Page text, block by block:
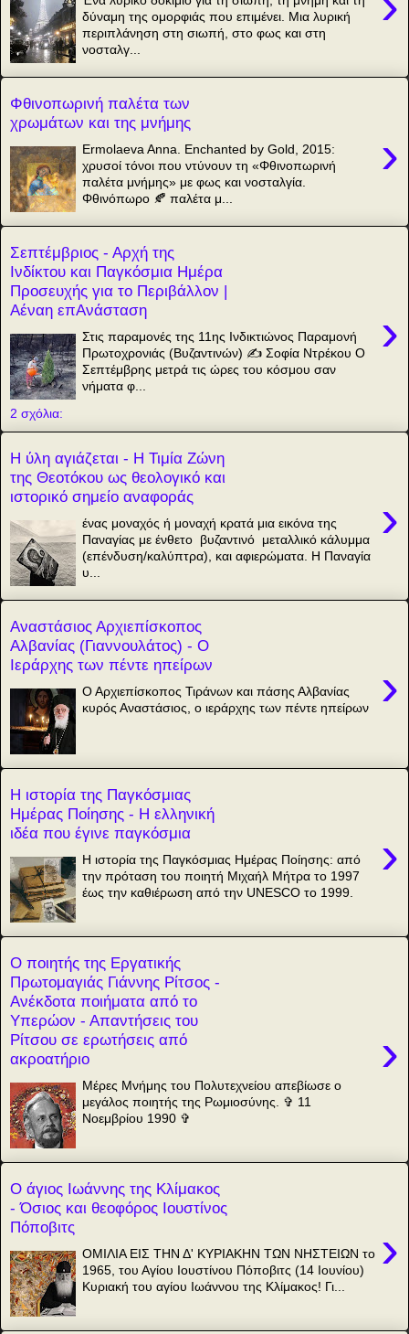
δύναμη της ομορφιάς που επιμένει. Μια λυρική
περιπλάνηση στη σιωπή, στο φως και στη
νοσταλγ...
Φθινοπωρινή παλέτα των
χρωμάτων και της μνήμης
›
Ermolaeva Anna. Enchanted by Gold, 2015:
χρυσοί τόνοι που ντύνουν τη «Φθινοπωρινή
παλέτα μνήμης» με φως και νοσταλγία.
Φθινόπωρο 🍂 παλέτα μ...
Σεπτέμβριος - Αρχή της
Ινδίκτου και Παγκόσμια Ημέρα
Προσευχής για το Περιβάλλον |
Αέναη επΑνάσταση
›
Στις παραμονές της 11ης Ινδικτιώνος Παραμονή
Πρωτοχρονιάς (Βυζαντινών) ✍️ Σοφία Ντρέκου Ο
Σεπτέμβρης μετρά τις ώρες του κόσμου σαν
νήματα φ...
2 σχόλια:
Η ύλη αγιάζεται - Η Τιμία Ζώνη
της Θεοτόκου ως θεολογικό και
ιστορικό σημείο αναφοράς
›
ένας μοναχός ή μοναχή κρατά μια εικόνα της
Παναγίας με ένθετο βυζαντινό μεταλλικό κάλυμμα
(επένδυση/καλύπτρα), και αφιερώματα. Η Παναγία
υ...
Αναστάσιος Αρχιεπίσκοπος
Αλβανίας (Γιαννουλάτος) - Ο
Ιεράρχης των πέντε ηπείρων
›
Ο Αρχιεπίσκοπος Τιράνων και πάσης Αλβανίας
κυρός Αναστάσιος, ο ιεράρχης των πέντε ηπείρων
Η ιστορία της Παγκόσμιας
Ημέρας Ποίησης - Η ελληνική
ιδέα που έγινε παγκόσμια
›
Η ιστορία της Παγκόσμιας Ημέρας Ποίησης: από
την πρόταση του ποιητή Μιχαήλ Μήτρα το 1997
έως την καθιέρωση από την UNESCO το 1999.
Ο ποιητής της Εργατικής
Πρωτομαγιάς Γιάννης Ρίτσος -
Ανέκδοτα ποιήματα από το
Υπερώον - Απαντήσεις του
Ρίτσου σε ερωτήσεις από
ακροατήριο
›
Μέρες Μνήμης του Πολυτεχνείου απεβίωσε ο
μεγάλος ποιητής της Ρωμιοσύνης. ✞ 11
Νοεμβρίου 1990 ✞
Ο άγιος Ιωάννης της Κλίμακος
- Όσιος και θεοφόρος Ιουστίνος
Πόποβιτς
›
ΟΜΙΛΙΑ ΕΙΣ ΤΗΝ Δ' ΚΥΡΙΑΚΗΝ ΤΩΝ ΝΗΣΤΕΙΩΝ το
1965, του Αγίου Ιουστίνου Πόποβιτς (14 Ιουνίου)
Κυριακή του αγίου Ιωάννου της Κλίμακος! Γι...